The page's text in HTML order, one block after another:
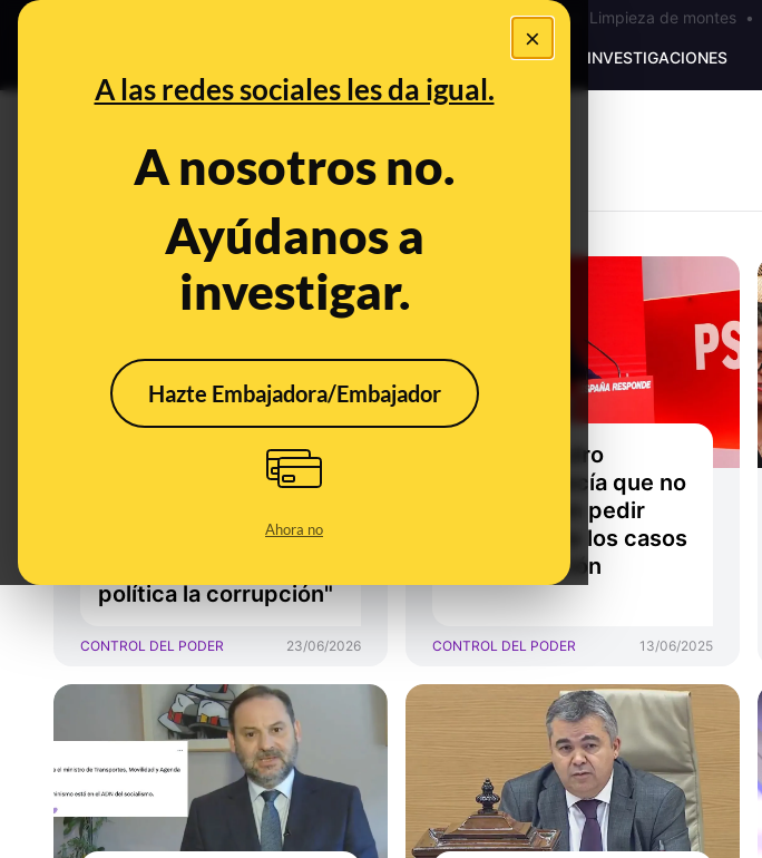
×
A las redes sociales les da igual.
A nosotros no.
Ayúdanos a
investigar.
Hazte Embajadora/Embajador
Ahora no
Bulos Ceuta • Limpieza de montes •
PREBUNKING INVESTIGACIONES
presentó la moción de
contra Rajoy en 2018
política la corrupción"
CONTROL DEL PODER 23/06/2026
Cuando Pedro
Sánchez decía que no
bastaba con pedir
perdón ante los casos
de corrupción
CONTROL DEL PODER 13/06/2025